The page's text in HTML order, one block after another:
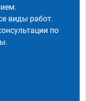
виды работ.
по